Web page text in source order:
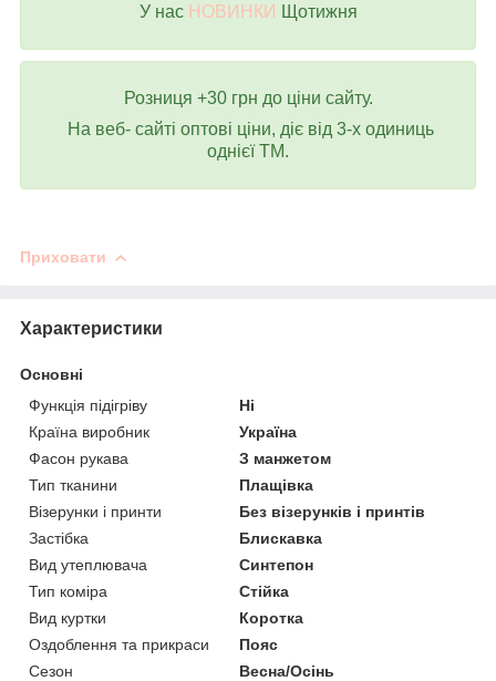
У нас НОВИНКИ Щотижня
Розниця +30 грн до ціни сайту.
На веб- сайті оптові ціни, діє від 3-х одиниць
однієї ТМ.
Приховати
Характеристики
Основні
Функція підігріву
Ні
Країна виробник
Україна
Фасон рукава
З манжетом
Тип тканини
Плащівка
Візерунки і принти
Без візерунків і принтів
Застібка
Блискавка
Вид утеплювача
Синтепон
Тип коміра
Стійка
Вид куртки
Коротка
Оздоблення та прикраси
Пояс
Сезон
Весна/Осінь